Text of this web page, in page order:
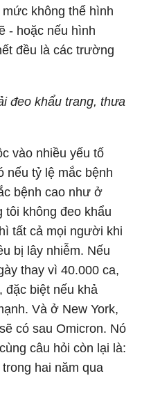
không thể hình
- hoặc nếu hình
đều là các trường
đeo khẩu trang, thưa
vào nhiều yếu tố
nếu tỷ lệ mắc bệnh
bệnh cao như ở
tôi không đeo khẩu
tất cả mọi người khi
bị lây nhiễm. Nếu
thay vì 40.000 ca,
đặc biệt nếu khả
Và ở New York,
có sau Omicron. Nó
câu hỏi còn lại là:
hai năm qua